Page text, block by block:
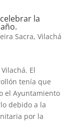
la
Sacra, Vilachá
El
tenía que
el Ayuntamiento
debido a la
por la